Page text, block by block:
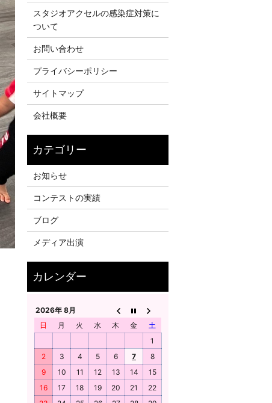
スタジオアクセルの感染症対策に
ついて
お問い合わせ
プライバシーポリシー
サイトマップ
会社概要
お知らせ
コンテストの実績
ブログ
メディア出演
2026年 8月
日
月 火 水 木 金
土
1
2
3 4 5 6 7
8
9
10 11 12 13 14
15
16
17 18 19 20 21
22